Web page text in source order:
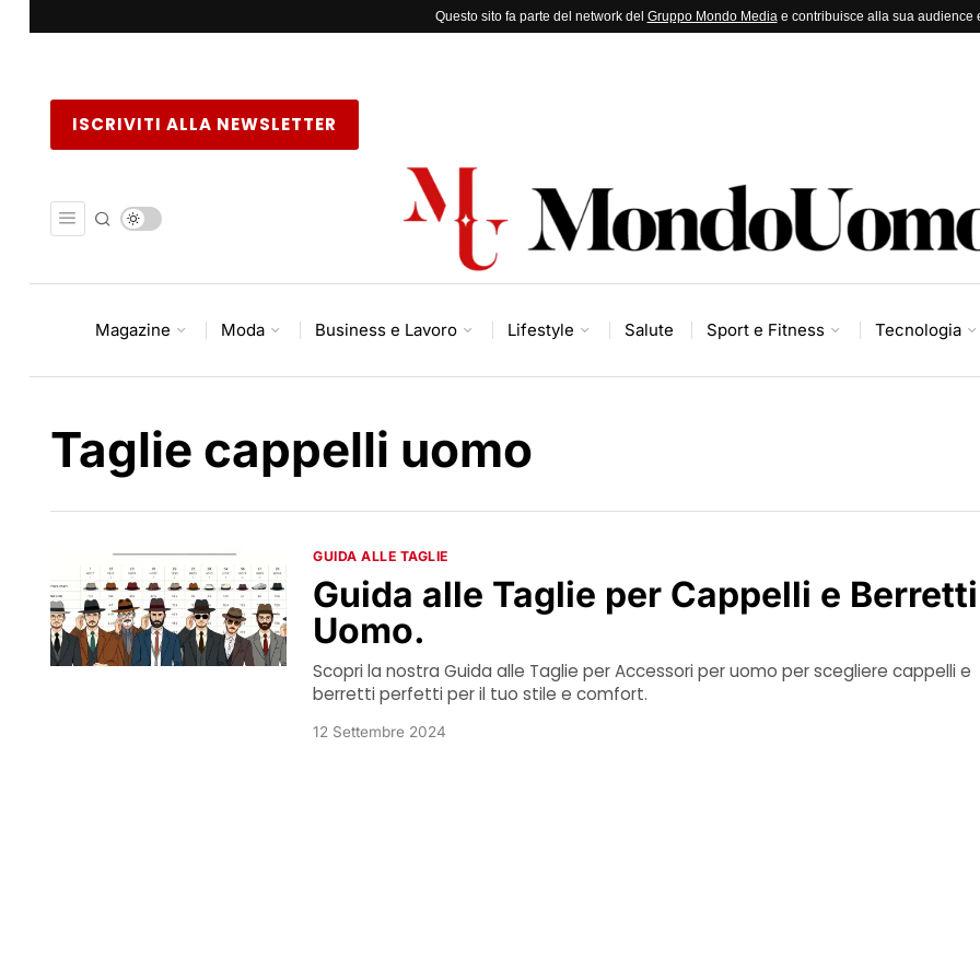
Questo sito fa parte del network del Gruppo Mondo Mediae contribuisce alla sua audience
ISCRIVITI ALLA NEWSLETTER
Magazine Moda Business e Lavoro Lifestyle Salute Sport e Fitness Tecnologia
Taglie cappelli uomo
GUIDA ALLE TAGLIE
Guida alle Taglie per Cappelli e
Uomo.
Scopri la nostra Guida alle Taglie per Accessori per uomo per scegliere cappelli e
berretti perfetti per il tuo stile e comfort.
12 Settembre 2024